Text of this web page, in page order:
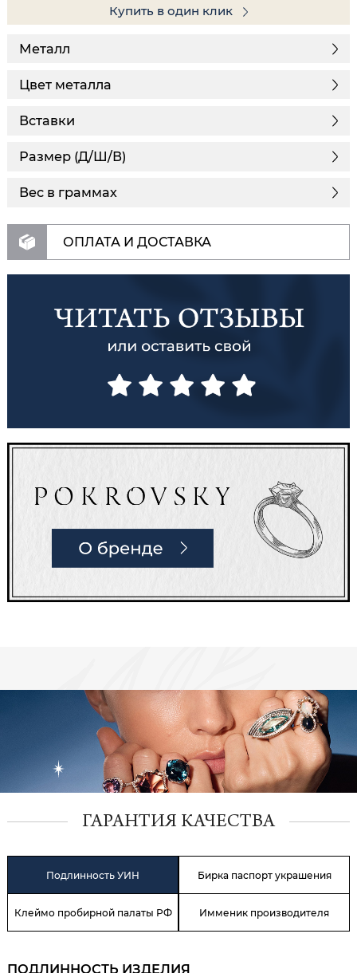
Купить в один клик
Металл
Цвет металла
Вставки
Размер (Д/Ш/В)
Вес в граммах
ОПЛАТА И ДОСТАВКА
ГАРАНТИЯ КАЧЕСТВА
Подлинность УИН Бирка паспорт украшения
Клеймо пробирной палаты РФ Имменик производителя
ПОДЛИННОСТЬ ИЗДЕЛИЯ